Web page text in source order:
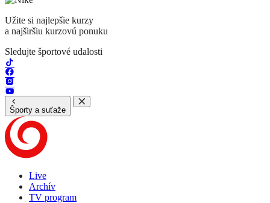
Užite si najlepšie kurzy
a najširšiu kurzovú ponuku
Sledujte športové udalosti
Športy a suťaže
Live
Archív
TV program